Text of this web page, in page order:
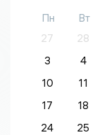
Пн Вт
27
28
3
4
10
11
17
18
24
25